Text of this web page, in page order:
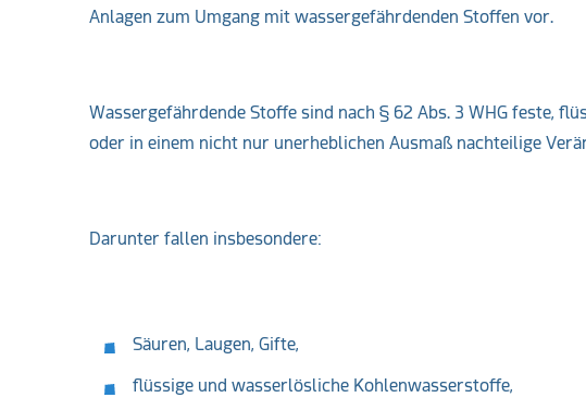
Anlagen zum Umgang mit wassergefährdenden Stoffen vor.
Wassergefährdende Stoffe sind nach § 62 Abs. 3 WHG feste,
oder in einem nicht nur unerheblichen Ausmaß nachteilige
Darunter fallen insbesondere:
Säuren, Laugen, Gifte,
flüssige und wasserlösliche Kohlenwasserstoffe,